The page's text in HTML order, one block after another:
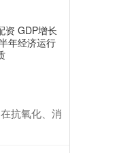
资 GDP增长
年经济运行
抗氧化、消